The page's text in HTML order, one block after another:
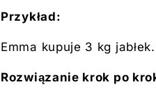
Przykład:
Emma kupuje 3 kg
Rozwiązanie krok po